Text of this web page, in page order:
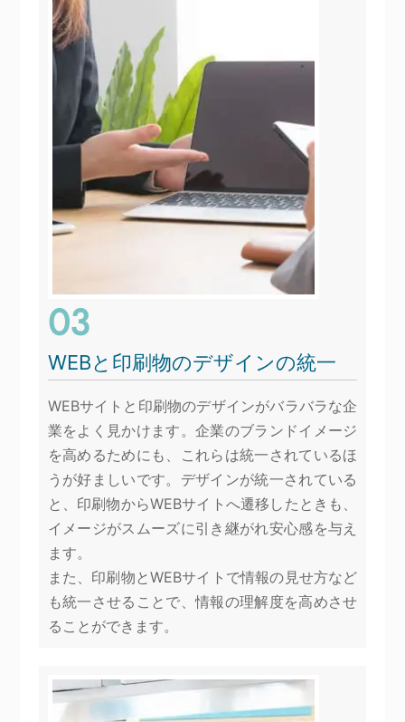
03
WEBと印刷物のデザインの統一
WEBサイトと印刷物のデザインがバラバラな企
業をよく見かけます。企業のブランドイメージ
を高めるためにも、これらは統一されているほ
うが好ましいです。デザインが統一されている
と、印刷物からWEBサイトへ遷移したときも、
イメージがスムーズに引き継がれ安心感を与え
ます。
また、印刷物とWEBサイトで情報の見せ方など
も統一させることで、情報の理解度を高めさせ
ることができます。